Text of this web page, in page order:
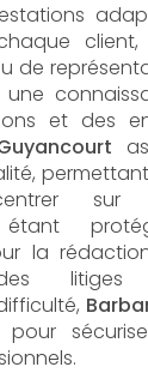
client,
de
et des
sur
la
litiges